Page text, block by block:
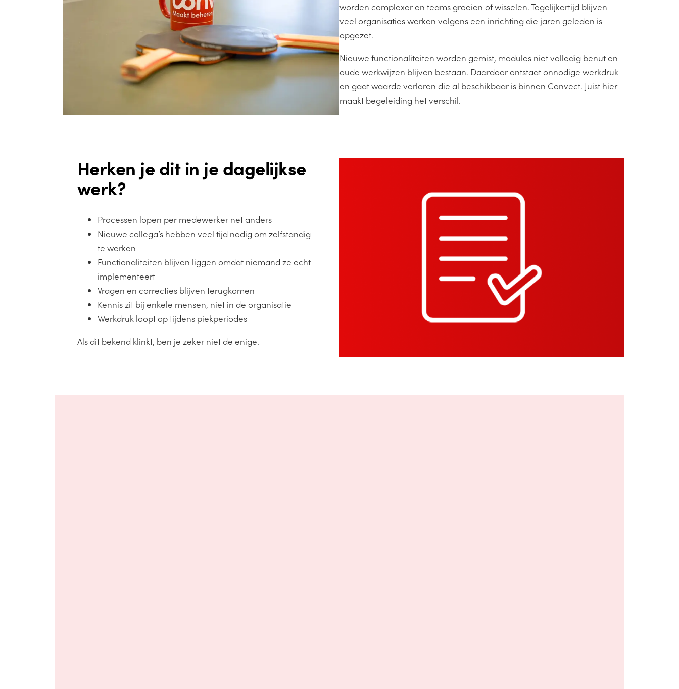
worden complexer en teams groeien of wisselen. Tegelijkertijd blijven
veel organisaties werken volgens een inrichting die jaren geleden is
opgezet.
Nieuwe functionaliteiten worden gemist, modules niet volledig benut en
oude werkwijzen blijven bestaan. Daardoor ontstaat onnodige werkdruk
en gaat waarde verloren die al beschikbaar is binnen Convect. Juist hier
maakt begeleiding het verschil.
Herken je dit in je dagelijkse
werk?
Processen lopen per medewerker net anders
Nieuwe collega’s hebben veel tijd nodig om zelfstandig
te werken
Functionaliteiten blijven liggen omdat niemand ze echt
implementeert
Vragen en correcties blijven terugkomen
Kennis zit bij enkele mensen, niet in de organisatie
Werkdruk loopt op tijdens piekperiodes
Als dit bekend klinkt, ben je zeker niet de enige.